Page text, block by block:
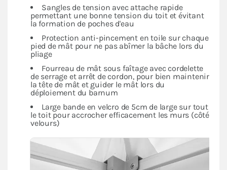
Sangles de tension avec attache rapide
permettant une bonne tension du toit et évitant
la formation de poches d'eau
Protection anti-pincement en toile sur chaque
pied de mât pour ne pas abîmer la bâche lors du
pliage
Fourreau de mât sous faîtage avec cordelette
de serrage et arrêt de cordon, pour bien maintenir
la tête de mât et guider le mât lors du
déploiement du barnum
Large bande en velcro de 5cm de large sur tout
le toit pour accrocher efficacement les murs (côté
velours)